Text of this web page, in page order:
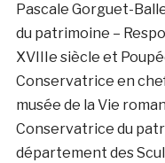
Pascale Gorguet-
du patrimoine –
XVIIIe siècle et
Conservatrice en
musée de la Vie
Conservatrice du
département des